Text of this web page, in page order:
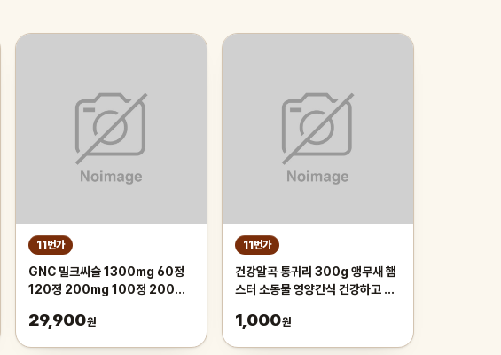
11번가
GNC 밀크씨슬 1300mg 60정
120정 200mg 100정 200정
29,900원
11번가
건강알곡 통귀리 300g 앵무새 햄
스터 소동물 영양간식 건강하고 깨
1,000원